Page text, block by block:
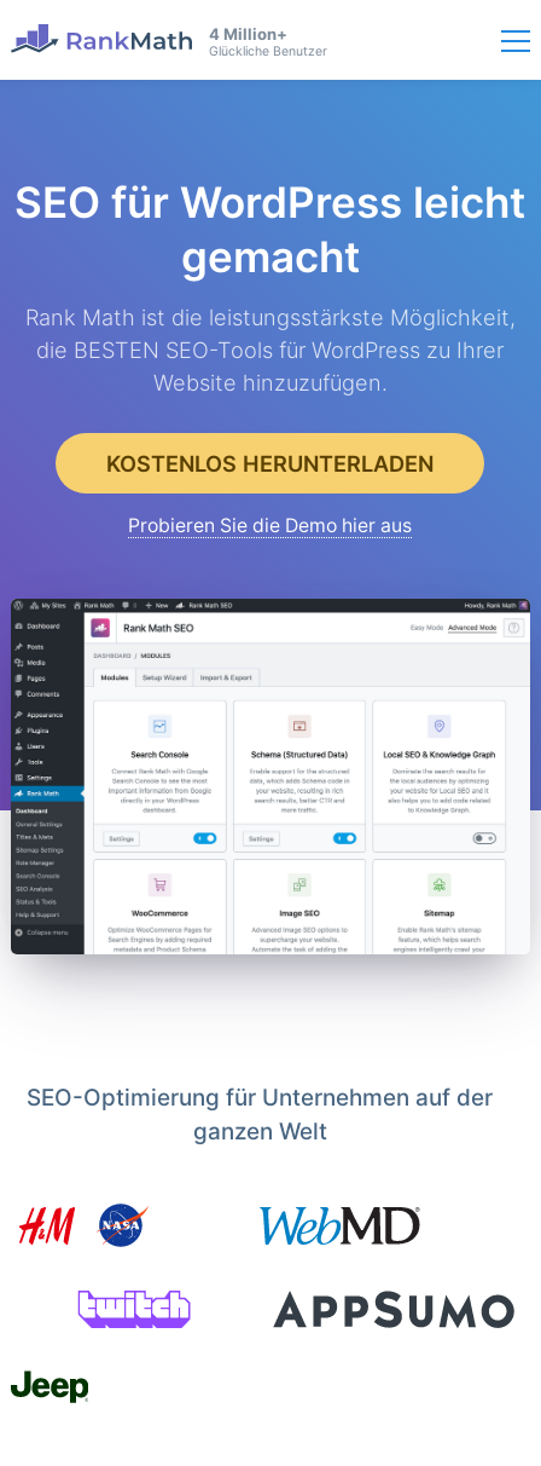
4 Million+
Glückliche Benutzer
SEO für WordPress leicht
gemacht
Rank Math ist die leistungsstärkste Möglichkeit,
die BESTEN SEO-Tools für WordPress zu Ihrer
Website hinzuzufügen.
KOSTENLOS HERUNTERLADEN
Probieren Sie die Demo hier aus
SEO-Optimierung für Unternehmen auf der
ganzen Welt